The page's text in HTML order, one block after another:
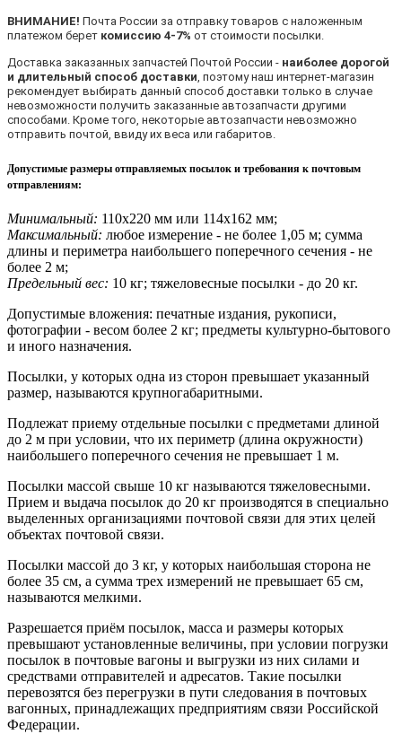
ВНИМАНИЕ! Почта России за отправку товаров с наложенным
платежом берет комиссию 4-7% от стоимости посылки.
Доставка заказанных запчастей Почтой России - наиболее дорогой
и длительный способ доставки , поэтому наш интернет-магазин
рекомендует выбирать данный способ доставки только в случае
невозможности получить заказанные автозапчасти другими
способами. Кроме того, некоторые автозапчасти невозможно
отправить почтой, ввиду их веса или габаритов.
Допустимые размеры отправляемых посылок и требования к почтовым
отправлениям:
Минимальный: 110х220 мм или 114х162 мм;
Максимальный: любое измерение - не более 1,05 м; сумма
длины и периметра наибольшего поперечного сечения - не
более 2 м;
Предельный вес: 10 кг; тяжеловесные посылки - до 20 кг.
Допустимые вложения: печатные издания, рукописи,
фотографии - весом более 2 кг; предметы культурно-бытового
и иного назначения.
Посылки, у которых одна из сторон превышает указанный
размер, называются крупногабаритными.
Подлежат приему отдельные посылки с предметами длиной
до 2 м при условии, что их периметр (длина окружности)
наибольшего поперечного сечения не превышает 1 м.
Посылки массой свыше 10 кг называются тяжеловесными.
Прием и выдача посылок до 20 кг производятся в специально
выделенных организациями почтовой связи для этих целей
объектах почтовой связи.
Посылки массой до 3 кг, у которых наибольшая сторона не
более 35 см, а сумма трех измерений не превышает 65 см,
называются мелкими.
Разрешается приём посылок, масса и размеры которых
превышают установленные величины, при условии погрузки
посылок в почтовые вагоны и выгрузки из них силами и
средствами отправителей и адресатов. Такие посылки
перевозятся без перегрузки в пути следования в почтовых
вагонных, принадлежащих предприятиям связи Российской
Федерации.